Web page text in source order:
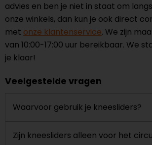
advies en ben je niet in staat om
onze winkels, dan kun je ook direct
met onze klantenservice. We zijn
van 10:00-17:00 uur bereikbaar. We
je klaar!
Veelgestelde vragen
Waarvoor gebruik je kneesliders?
Zijn kneesliders alleen voor het